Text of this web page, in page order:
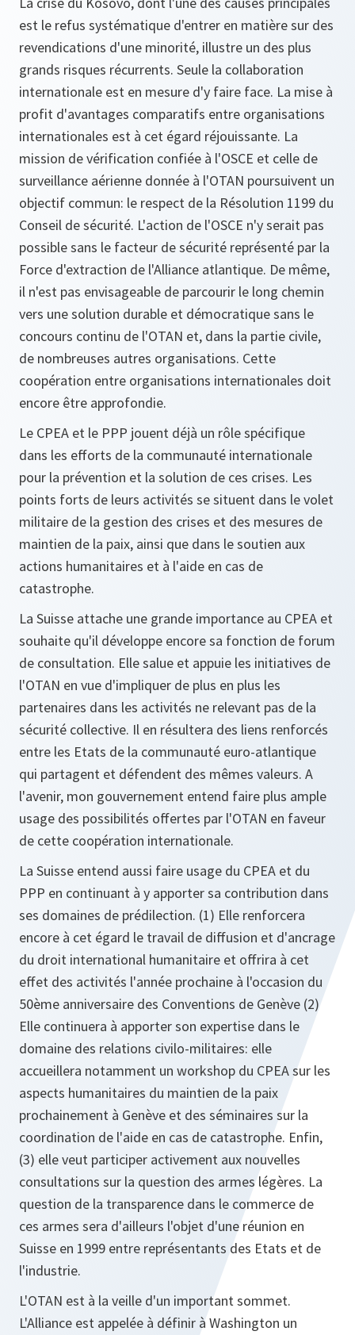
est le refus systématique d'entrer en matière sur des
revendications d'une minorité, illustre un des plus
grands risques récurrents. Seule la collaboration
internationale est en mesure d'y faire face. La mise à
profit d'avantages comparatifs entre organisations
internationales est à cet égard réjouissante. La
mission de vérification confiée à l'OSCE et celle de
surveillance aérienne donnée à l'OTAN poursuivent un
objectif commun: le respect de la Résolution 1199 du
Conseil de sécurité. L'action de l'OSCE n'y serait pas
possible sans le facteur de sécurité représenté par la
Force d'extraction de l'Alliance atlantique. De même,
il n'est pas envisageable de parcourir le long chemin
vers une solution durable et démocratique sans le
concours continu de l'OTAN et, dans la partie civile,
de nombreuses autres organisations. Cette
coopération entre organisations internationales doit
encore être approfondie.
Le CPEA et le PPP jouent déjà un rôle spécifique
dans les efforts de la communauté internationale
pour la prévention et la solution de ces crises. Les
points forts de leurs activités se situent dans le volet
militaire de la gestion des crises et des mesures de
maintien de la paix, ainsi que dans le soutien aux
actions humanitaires et à l'aide en cas de
catastrophe.
La Suisse attache une grande importance au CPEA et
souhaite qu'il développe encore sa fonction de forum
de consultation. Elle salue et appuie les initiatives de
l'OTAN en vue d'impliquer de plus en plus les
partenaires dans les activités ne relevant pas de la
sécurité collective. Il en résultera des liens renforcés
entre les Etats de la communauté euro-atlantique
qui partagent et défendent des mêmes valeurs. A
l'avenir, mon gouvernement entend faire plus ample
usage des possibilités offertes par l'OTAN en faveur
de cette coopération internationale.
La Suisse entend aussi faire usage du CPEA et du
PPP en continuant à y apporter sa contribution dans
ses domaines de prédilection. (1) Elle renforcera
encore à cet égard le travail de diffusion et d'ancrage
du droit international humanitaire et offrira à cet
effet des activités l'année prochaine à l'occasion du
50ème anniversaire des Conventions de Genève (2)
Elle continuera à apporter son expertise dans le
domaine des relations civilo-militaires: elle
accueillera notamment un workshop du CPEA sur les
aspects humanitaires du maintien de la paix
prochainement à Genève et des séminaires sur la
coordination de l'aide en cas de catastrophe. Enfin,
(3) elle veut participer activement aux nouvelles
consultations sur la question des armes légères. La
question de la transparence dans le commerce de
ces armes sera d'ailleurs l'objet d'une réunion en
Suisse en 1999 entre représentants des Etats et de
l'industrie.
L'OTAN est à la veille d'un important sommet.
L'Alliance est appelée à définir à Washington un